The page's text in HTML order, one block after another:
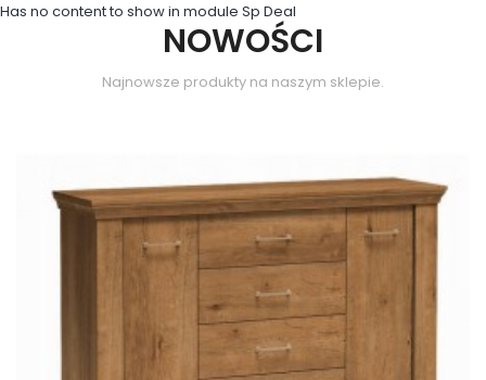
Has no content to show in module Sp Deal
NOWOŚCI
Najnowsze produkty na naszym sklepie.